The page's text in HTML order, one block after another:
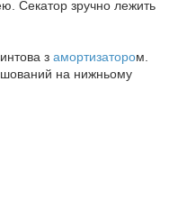
Секатор зручно лежить
з амортизатором.
на нижньому